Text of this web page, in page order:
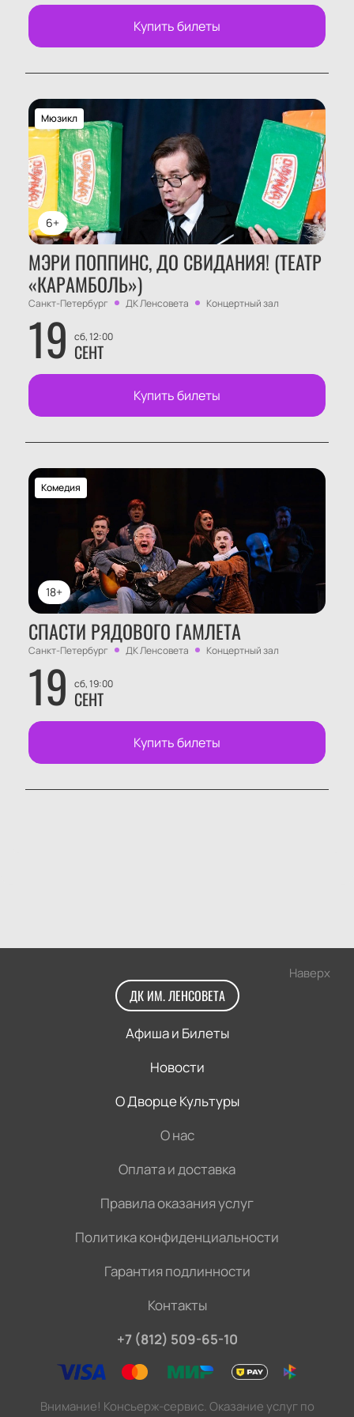
Купить билеты
6+
Мюзикл
МЭРИ ПОППИНС, ДО СВИДАНИЯ! (ТЕАТР
«КАРАМБОЛЬ»)
Санкт-Петербург ДК Ленсовета Концертный зал
19 сб, 12:00
СЕНТ
Купить билеты
18+
Комедия
СПАСТИ РЯДОВОГО ГАМЛЕТА
Санкт-Петербург ДК Ленсовета Концертный зал
19 сб, 19:00
СЕНТ
Купить билеты
Наверх
ДК ИМ. ЛЕНСОВЕТА
Афиша и Билеты
Новости
О Дворце Культуры
О нас
Оплата и доставка
Правила оказания услуг
Политика конфиденциальности
Гарантия подлинности
Контакты
+7 (812) 509-65-10
Внимание! Консьерж-сервис. Оказание услуг по